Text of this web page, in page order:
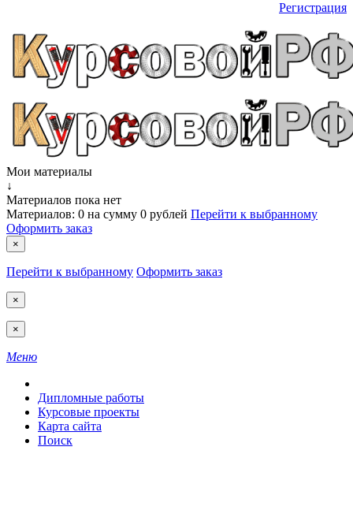
Регистрация
Мои материалы
↓
Материалов пока нет
Материалов: 0 на сумму 0 рублей Перейти к выбранному
Оформить заказ
×
Перейти к выбранному Оформить заказ
×
×
Меню
Дипломные работы
Курсовые проекты
Карта сайта
Поиск